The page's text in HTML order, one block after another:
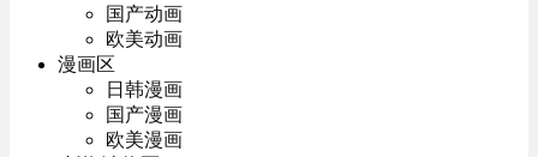
国产动画
欧美动画
漫画区
日韩漫画
国产漫画
欧美漫画